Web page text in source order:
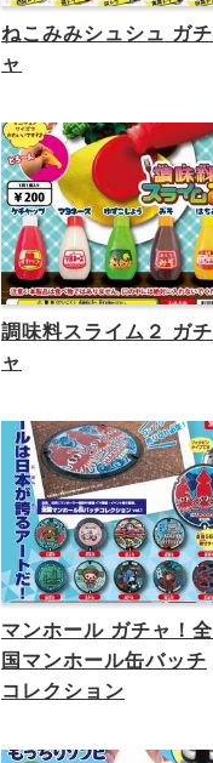
ねこみみシュシュ ガチ
ャ
調味料スライム２ ガチ
ャ
マンホール ガチャ！全
国マンホール缶バッチ
コレクション